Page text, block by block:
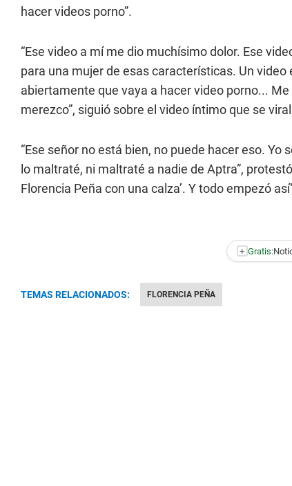
hacer videos porno”.
“Ese video a mí me dio muchísimo dolor. Ese
para una mujer de esas características. Un
abiertamente que vaya a hacer video porno...
merezco”, siguió sobre el video íntimo que se
“Ese señor no está bien, no puede hacer eso.
lo maltraté, ni maltraté a nadie de Aptra”,
Florencia Peña con una calza’. Y todo empezó
+ Gratis:
TEMAS RELACIONADOS: FLORENCIA PEÑA